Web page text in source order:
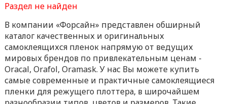
Раздел не найден
В компании «Форсайн» представлен обширный
каталог качественных и оригинальных
самоклеящихся пленок напрямую от ведущих
мировых брендов по привлекательным ценам -
Oracal, Orafol, Oramask. У нас Вы можете купить
самые современные и практичные самоклеящиеся
пленки для режущего плоттера, в широчайшем